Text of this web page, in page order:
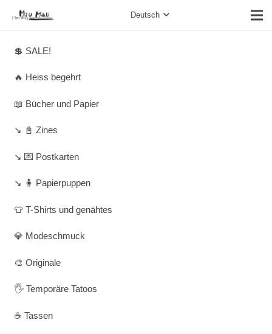
Deutsch
💲 SALE!
🔥 Heiss begehrt
📖 Bücher und Papier
↘️ 📓 Zines
↘️ 💌 Postkarten
↘️ 🧍 Papierpuppen
👕 T-Shirts und genähtes
💎 Modeschmuck
🎨 Originale
🖐️ Temporäre Tatoos
☕ Tassen